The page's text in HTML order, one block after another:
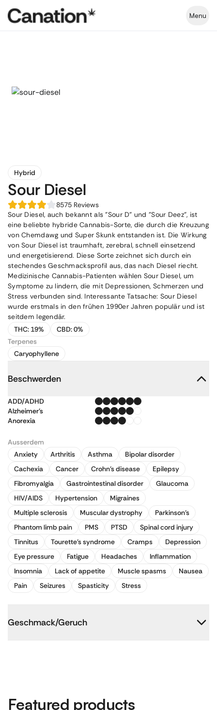
Menu
Hybrid
Sour Diesel
8575 Reviews
Sour Diesel, auch bekannt als "Sour D" und "Sour Deez", ist
eine beliebte hybride Cannabis-Sorte, die durch die Kreuzung
von Chemdawg und Super Skunk entstanden ist. Die Wirkung
von Sour Diesel ist traumhaft, zerebral, schnell einsetzend
und energetisierend. Diese Sorte zeichnet sich durch ein
stechendes Geschmacksprofil aus, das nach Diesel riecht.
Medizinische Cannabis-Patienten wählen Sour Diesel, um
Symptome zu lindern, die mit Depressionen, Schmerzen und
Stress verbunden sind. Interessante Tatsache: Sour Diesel
wurde erstmals in den frühen 1990er Jahren populär und ist
seitdem legendär.
THC: 19% CBD:0%
Terpenes
Caryophyllene
Beschwerden
ADD/ADHD
Alzheimer's
Anorexia
Ausserdem
Anxiety
Arthritis Asthma
Bipolar disorder
Cachexia
Cancer Crohn's disease
Epilepsy
Fibromyalgia
Gastrointestinal disorder
Glaucoma
HIV/AIDS
Hypertension
Migraines
Multiple sclerosis
Muscular dystrophy
Parkinson's
Phantom limb pain
PMS PTSD
Spinal cord injury
Tinnitus
Tourette's syndrome Cramps
Depression
Eye pressure
Fatigue Headaches
Inflammation
Insomnia
Lack of appetite Muscle spasms
Nausea
Pain
Seizures Spasticity Stress
Geschmack/Geruch
Featured products